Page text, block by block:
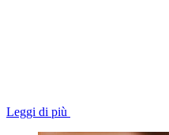
Leggi di più